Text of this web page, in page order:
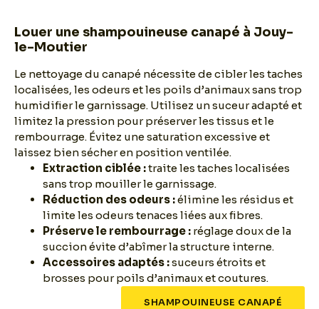
Louer une shampouineuse canapé à Jouy-
le-Moutier
Le nettoyage du canapé nécessite de cibler les taches
localisées, les odeurs et les poils d’animaux sans trop
humidifier le garnissage. Utilisez un suceur adapté et
limitez la pression pour préserver les tissus et le
rembourrage. Évitez une saturation excessive et
laissez bien sécher en position ventilée.
Extraction ciblée :traite les taches localisées
sans trop mouiller le garnissage.
Réduction des odeurs :élimine les résidus et
limite les odeurs tenaces liées aux fibres.
Préserve le rembourrage : réglage doux de la
succion évite d’abîmer la structure interne.
Accessoires adaptés :suceurs étroits et
brosses pour poils d’animaux et coutures.
SHAMPOUINEUSE CANAPÉ